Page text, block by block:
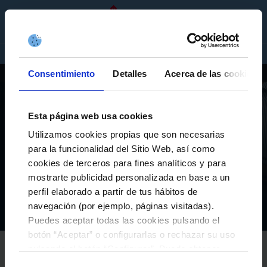
Consentimiento Detalles Acerca de las cookies
Esta página web usa cookies
Utilizamos cookies propias que son necesarias
para la funcionalidad del Sitio Web, así como
cookies de terceros para fines analíticos y para
mostrarte publicidad personalizada en base a un
perfil elaborado a partir de tus hábitos de
navegación (por ejemplo, páginas visitadas).
Puedes aceptar todas las cookies pulsando el
botón “Aceptar” o configurarlas o rechazar su uso
ACTUALIDAD JUGADORES CLASIFICACIÓN PARTIDOS PARTE MÉDICO
PRIMER EQUIPO
FEBAS: «ES UN EQUIPO QUE ESTÁ CRECIENDO CON
AMBICIÓN Y EN ESO ME SIENTO BASTANTE ACORDE
AL PROYECTO»
Primer equipo Actualidad